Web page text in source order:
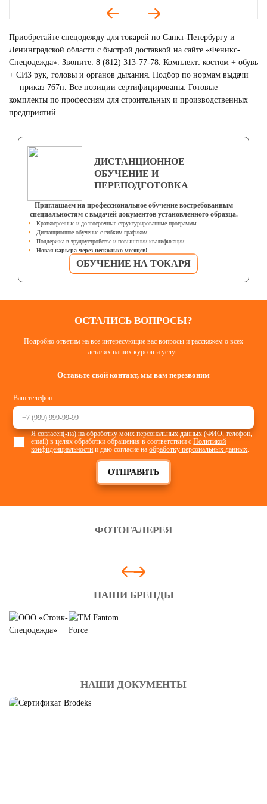
Смотреть
СПЕЦОДЕЖДА ДЛЯ ИТР
Смотреть
Приобретайте спецодежду для токарей по Санкт-Петербургу и
Ленинградской области с быстрой доставкой на сайте «Феникс-
Спецодежда». Звоните: 8 (812) 313-77-78. Комплект: костюм + обувь
+ СИЗ рук, головы и органов дыхания. Подбор по нормам выдачи
— приказ 767н. Все позиции сертифицированы. Готовые
комплекты по профессиям для строительных и производственных
предприятий.
ДИСТАНЦИОННОЕ
ОБУЧЕНИЕ И
ПЕРЕПОДГОТОВКА
Приглашаем на профессиональное обучение востребованным
специальностям с выдачей документов установленного образца.
Краткосрочные и долгосрочные структурированные программы
Дистанционное обучение с гибким графиком
Поддержка в трудоустройстве и повышении квалификации
Новая карьера через несколько месяцев!
ОБУЧЕНИЕ НА ТОКАРЯ
ОСТАЛИСЬ ВОПРОСЫ?
Подробно ответим на все интересующие вас вопросы и расскажем о всех
деталях наших курсов и услуг.
Оставьте свой контакт, мы вам перезвоним
Ваш телефон:
ОТПРАВИТЬ
Я согласен(-на) на обработку моих персональных данных (ФИО, телефон,
email) в целях обработки обращения в соответствии сПолитикой
конфиденциальности и даю согласие наобработку персональных данных.
ФОТОГАЛЕРЕЯ
НАШИ БРЕНДЫ
НАШИ ДОКУМЕНТЫ